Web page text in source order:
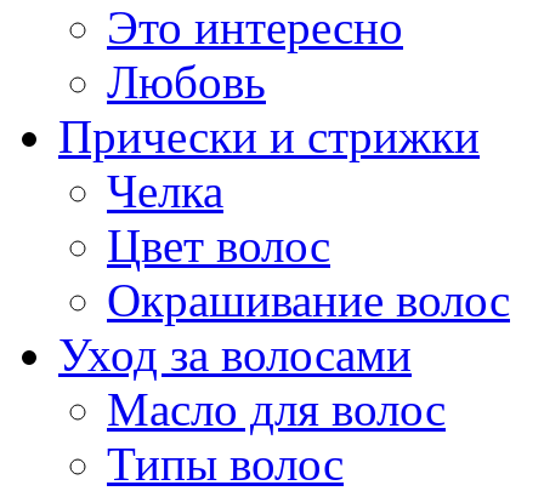
Это интересно
Любовь
Прически и стрижки
Челка
Цвет волос
Окрашивание волос
Уход за волосами
Масло для волос
Типы волос